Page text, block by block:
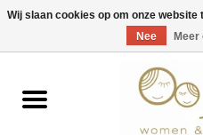
EUR/GBP/USD
Home
Wij slaan cookies op om onze
Nee